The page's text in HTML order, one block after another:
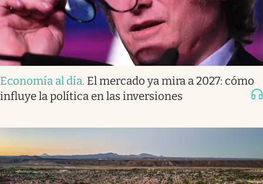
Economía al día. El mercado ya mira a 2027: cómo
influye la política en las inversiones